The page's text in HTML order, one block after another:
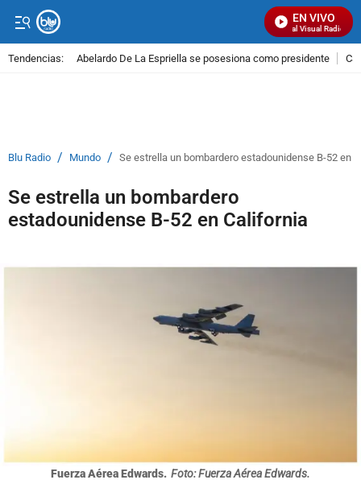
EN VIVO
Señal Visual Radio
Tendencias: Abelardo De La Espriella se posesiona como presidente
Blu Radio / Mundo / Se estrella un bombardero estadounidense B-52 en
Se estrella un bombardero
estadounidense B-52 en California
Fuerza Aérea Edwards. Foto: Fuerza Aérea Edwards.